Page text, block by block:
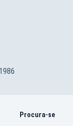
Procura-se